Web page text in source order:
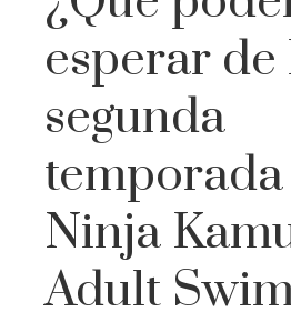
esperar de
segunda
Ninja
Adult